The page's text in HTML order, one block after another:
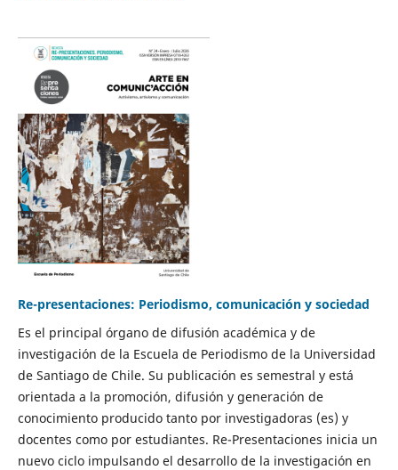
Re-presentaciones: Periodismo, comunicación y sociedad
Es el principal órgano de difusión académica y de
investigación de la Escuela de Periodismo de la Universidad
de Santiago de Chile. Su publicación es semestral y está
orientada a la promoción, difusión y generación de
conocimiento producido tanto por investigadoras (es) y
docentes como por estudiantes. Re-Presentaciones inicia un
nuevo ciclo impulsando el desarrollo de la investigación en